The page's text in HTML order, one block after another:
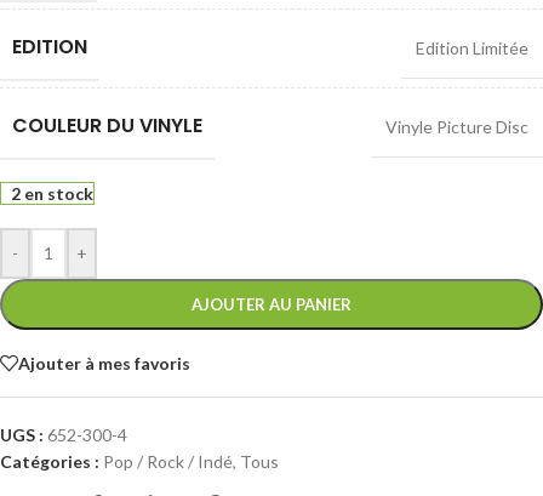
EDITION Edition Limitée
COULEUR DU VINYLE Vinyle Picture Disc
2 en stock
- +
AJOUTER AU PANIER
Ajouter à mes favoris
UGS : 652-300-4
Catégories : Pop / Rock / Indé, Tous